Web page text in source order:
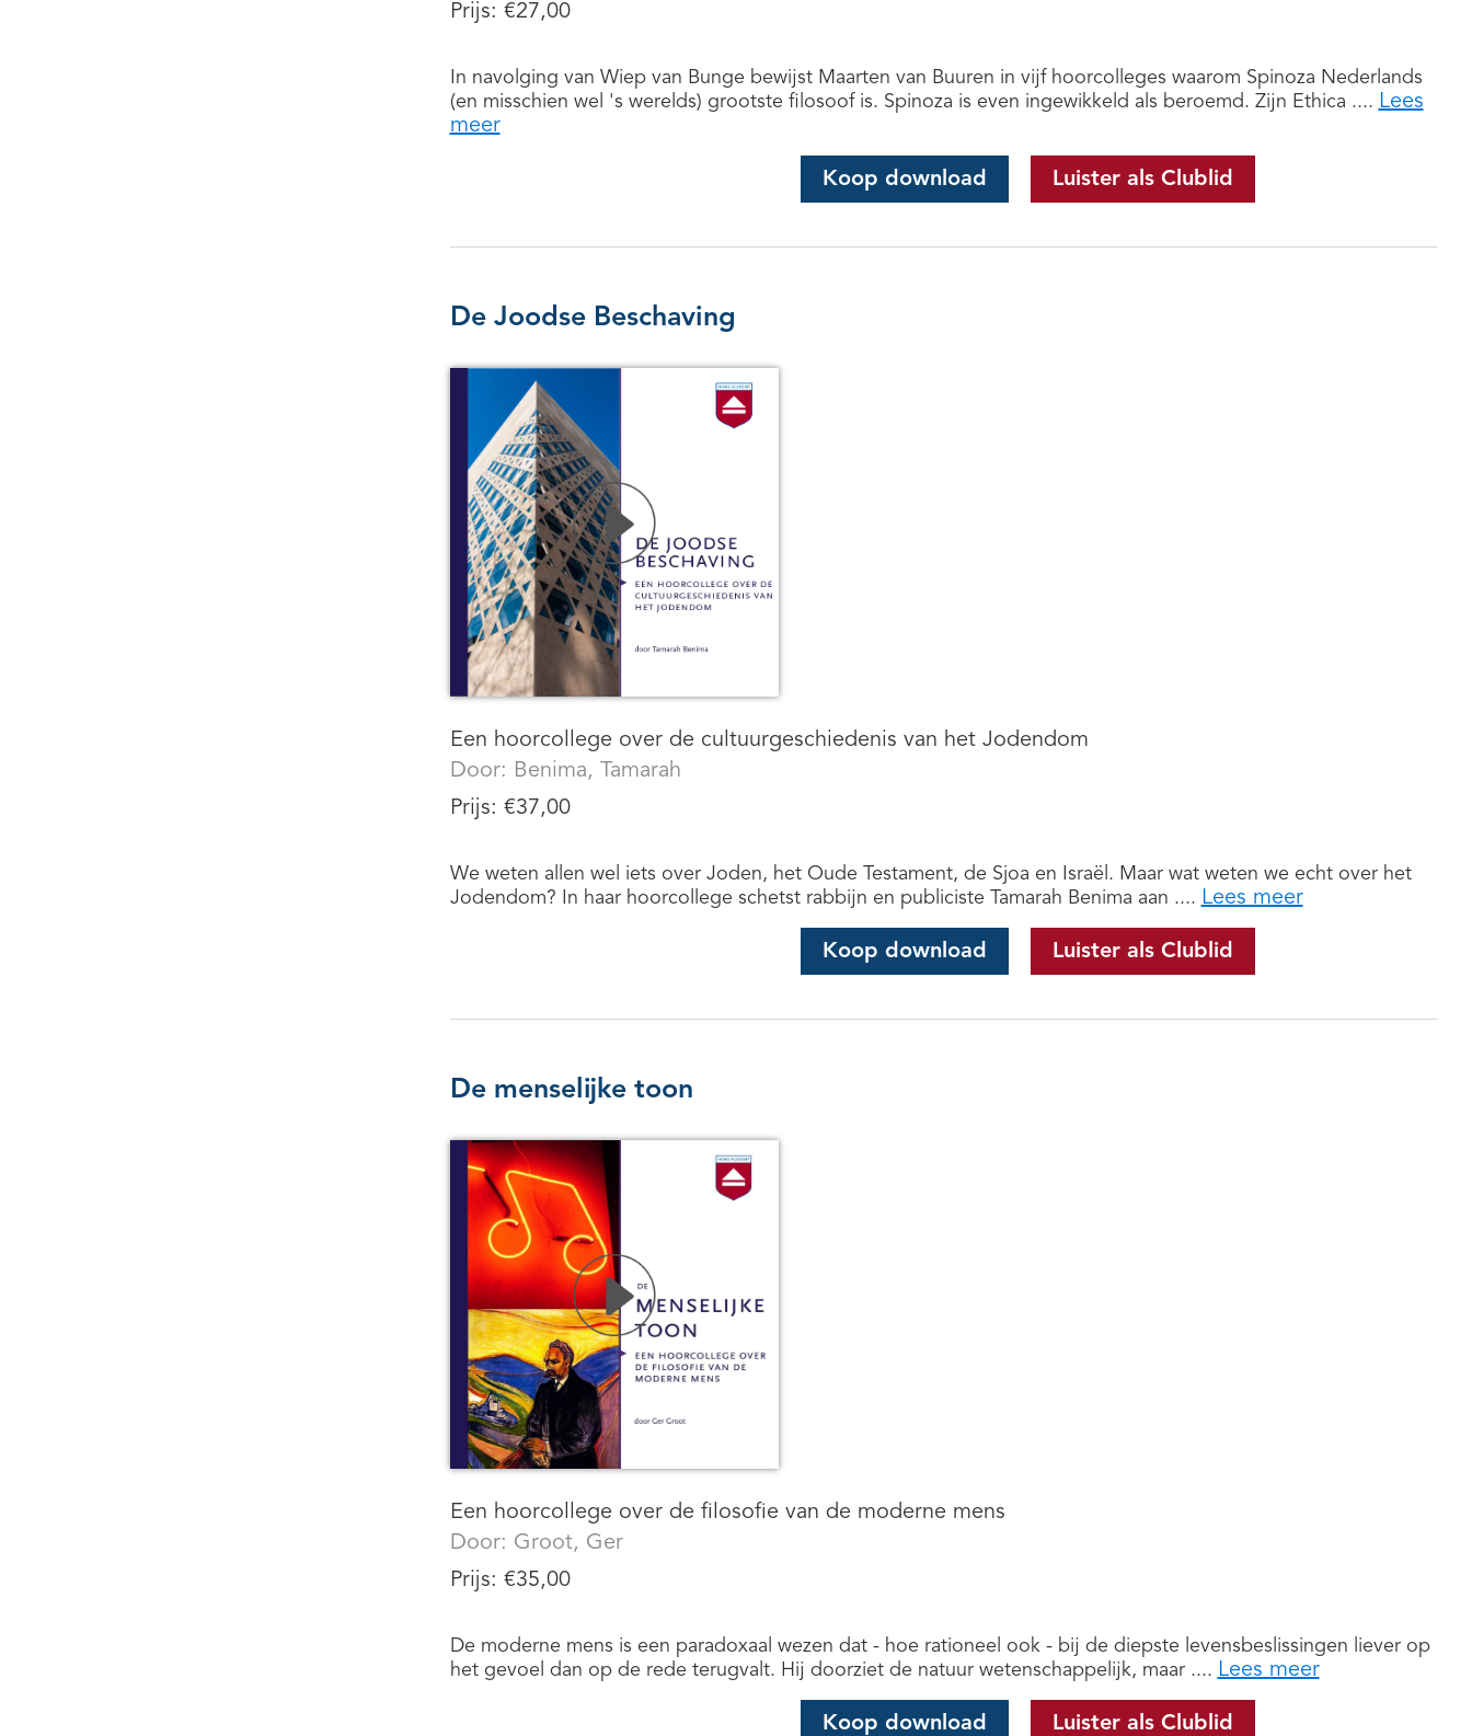
Prijs: €27,00
In navolging van Wiep van Bunge bewijst Maarten van Buuren in vijf hoorcolleges waarom Spinoza Nederlands
(en misschien wel 's werelds) grootste filosoof is. Spinoza is even ingewikkeld als beroemd. Zijn Ethica .... Lees
meer
Koop download Luister als Clublid
De Joodse Beschaving
Een hoorcollege over de cultuurgeschiedenis van het Jodendom
Door: Benima, Tamarah
Prijs: €37,00
We weten allen wel iets over Joden, het Oude Testament, de Sjoa en Israël. Maar wat weten we echt over het
Jodendom? In haar hoorcollege schetst rabbijn en publiciste Tamarah Benima aan .... Lees meer
Koop download Luister als Clublid
De menselijke toon
Een hoorcollege over de filosofie van de moderne mens
Door: Groot, Ger
Prijs: €35,00
De moderne mens is een paradoxaal wezen dat - hoe rationeel ook - bij de diepste levensbeslissingen liever op
het gevoel dan op de rede terugvalt. Hij doorziet de natuur wetenschappelijk, maar .... Lees meer
Koop download Luister als Clublid